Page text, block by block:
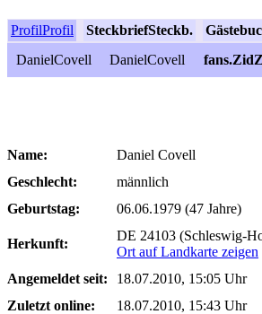
ProfilProfil SteckbriefSteckb.
DanielCovell
DanielCovell
Name:
Daniel Covell
Geschlecht:
männlich
Geburtstag:
06.06.1979 (47 Jahre)
Herkunft:
DE 24103 (Schleswig-
Ort auf Landkarte zeigen
Angemeldet seit:
18.07.2010, 15:05 Uhr
Zuletzt online:
18.07.2010, 15:43 Uhr